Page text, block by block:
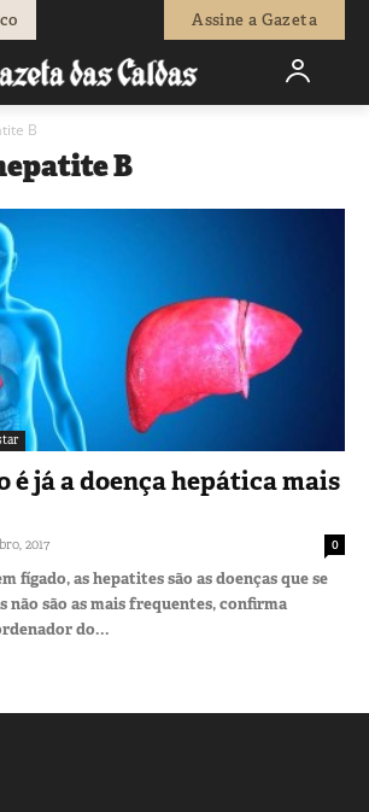
Assine a Gazeta
B
B
é já a doença hepática mais
2017 0
fígado, as hepatites são as doenças que se
não são as mais frequentes, confirma
do...